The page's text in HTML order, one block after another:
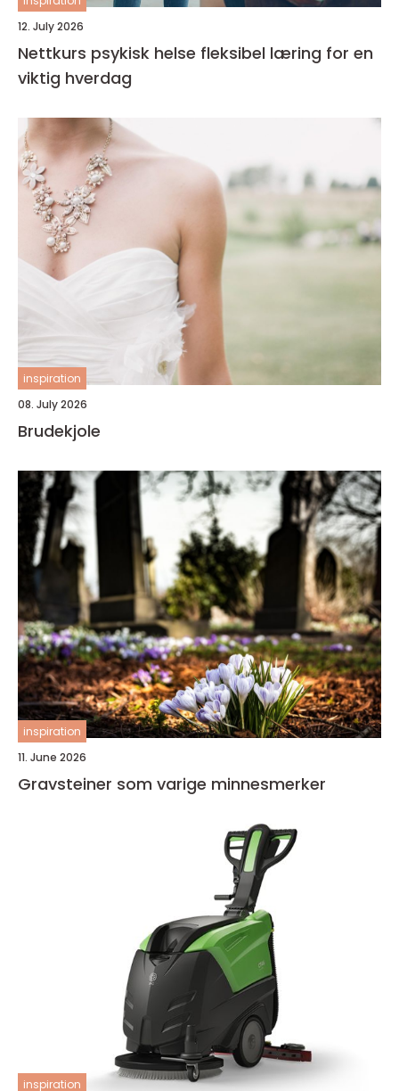
12. July 2026
Nettkurs psykisk helse fleksibel læring for en
viktig hverdag
inspiration
08. July 2026
Brudekjole
inspiration
11. June 2026
Gravsteiner som varige minnesmerker
inspiration